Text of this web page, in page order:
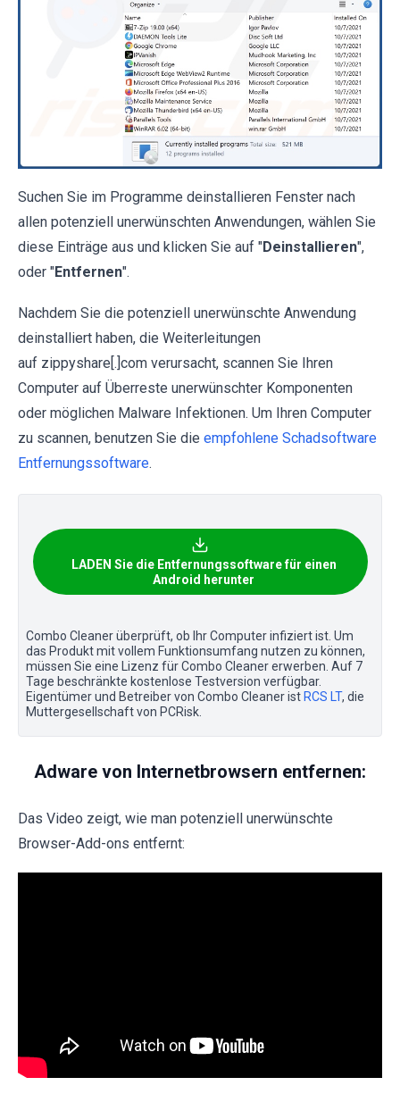
Suchen Sie im Programme deinstallieren Fenster nach
allen potenziell unerwünschten Anwendungen, wählen Sie
diese Einträge aus und klicken Sie auf "Deinstallieren",
oder "Entfernen".
Nachdem Sie die potenziell unerwünschte Anwendung
deinstalliert haben, die Weiterleitungen
auf zippyshare[.]com verursacht, scannen Sie Ihren
Computer auf Überreste unerwünschter Komponenten
oder möglichen Malware Infektionen. Um Ihren Computer
zu scannen, benutzen Sie die empfohlene Schadsoftware
Entfernungssoftware.
LADEN Sie die Entfernungssoftware für einen
Android herunter
Combo Cleaner überprüft, ob Ihr Computer infiziert ist. Um
das Produkt mit vollem Funktionsumfang nutzen zu können,
müssen Sie eine Lizenz für Combo Cleaner erwerben. Auf 7
Tage beschränkte kostenlose Testversion verfügbar.
Eigentümer und Betreiber von Combo Cleaner ist RCS LT, die
Muttergesellschaft von PCRisk.
Adware von Internetbrowsern entfernen:
Das Video zeigt, wie man potenziell unerwünschte
Browser-Add-ons entfernt: